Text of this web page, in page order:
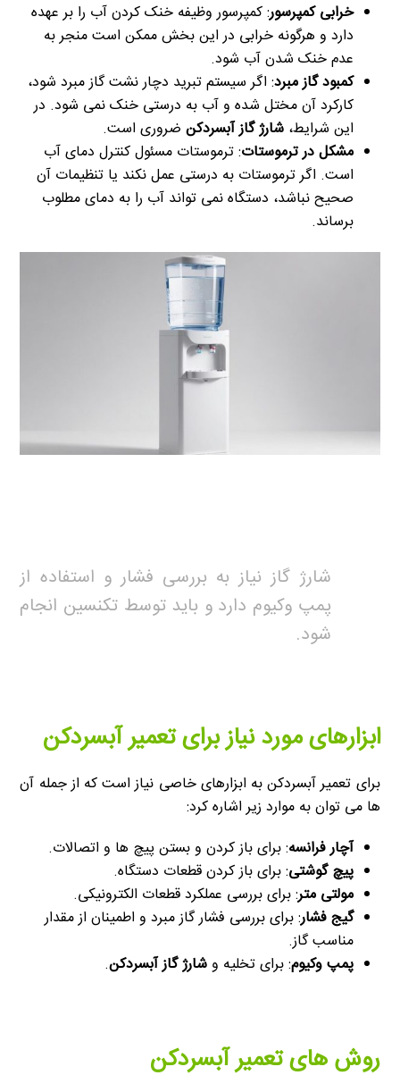
خرابی کمپرسور: کمپرسور وظیفه خنک کردن آب را بر عهده
دارد و هرگونه خرابی در این بخش ممکن است منجر به
عدم خنک شدن آب شود.
کمبود گاز مبرد: اگر سیستم تبرید دچار نشت گاز مبرد شود،
کارکرد آن مختل شده و آب به درستی خنک نمی شود. در
این شرایط،شارژ گاز آبسردکن ضروری است.
مشکل در ترموستات: ترموستات مسئول کنترل دمای آب
است. اگر ترموستات به درستی عمل نکند یا تنظیمات آن
صحیح نباشد، دستگاه نمی تواند آب را به دمای مطلوب
برساند.
شارژ گاز نیاز به بررسی فشار و استفاده از
پمپ وکیوم دارد و باید توسط تکنسین انجام
شود.
ابزارهای مورد نیاز برای تعمیر آبسردکن
برای تعمیر آبسردکن به ابزارهای خاصی نیاز است که از جمله آن
ها می توان به موارد زیر اشاره کرد:
آچار فرانسه: برای باز کردن و بستن پیچ ها و اتصالات.
پیچ گوشتی: برای باز کردن قطعات دستگاه.
مولتی متر: برای بررسی عملکرد قطعات الکترونیکی.
گیج فشار: برای بررسی فشار گاز مبرد و اطمینان از مقدار
مناسب گاز.
پمپ وکیوم: برای تخلیه وشارژ گاز آبسردکن.
روش های تعمیر آبسردکن